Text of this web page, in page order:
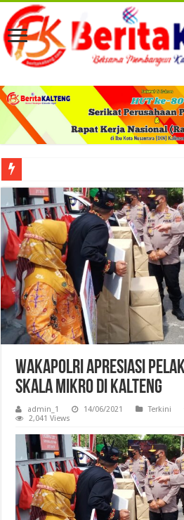
Viral! Selama Dua Bulan Lebih Siltap Serta
Wakapolri Apresiasi
Skala Mikro di Kalteng
admin_1 14/06/2021 Terkini
2,041 Views